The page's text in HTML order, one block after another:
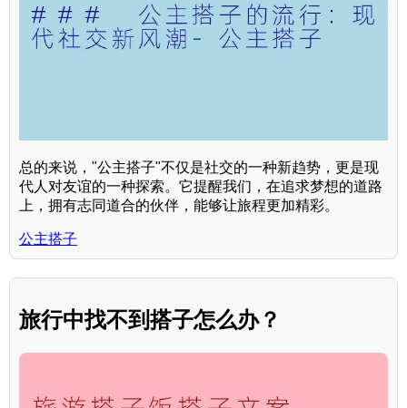
总的来说，"公主搭子"不仅是社交的一种新趋势，更是现
代人对友谊的一种探索。它提醒我们，在追求梦想的道路
上，拥有志同道合的伙伴，能够让旅程更加精彩。
公主搭子
旅行中找不到搭子怎么办？